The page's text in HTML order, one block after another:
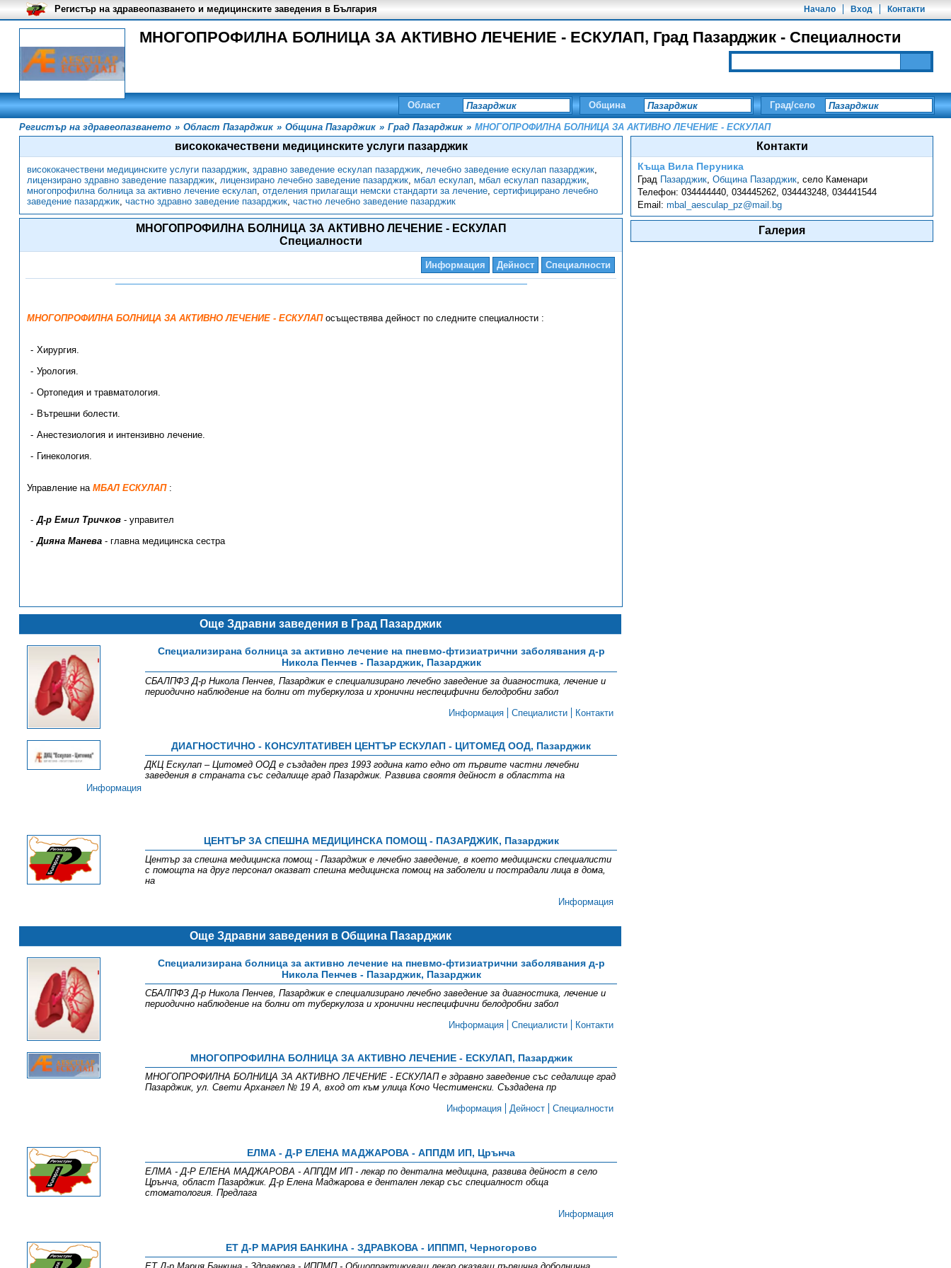
МНОГОПРОФИЛНА БОЛНИЦА ЗА АКТИВНО ЛЕЧЕНИЕ - ЕСКУЛАП, Град Пазарджик - Специалности
Начало Вход Контакти
Регистър на здравеопазването и медицинските заведения в България
Област Община Град/село
Регистър на здравеопазването » Област Пазарджик » Община Пазарджик » Град Пазарджик » МНОГОПРОФИЛНА БОЛНИЦА ЗА АКТИВНО ЛЕЧЕНИЕ - ЕСКУЛАП
висококачествени медицинските услуги пазарджик
висококачествени медицинските услуги пазарджик, здравно заведение ескулап пазарджик, лечебно заведение ескулап пазарджик,
лицензирано здравно заведение пазарджик, лицензирано лечебно заведение пазарджик, мбал ескулап, мбал ескулап пазарджик,
многопрофилна болница за активно лечение ескулап, отделения прилагащи немски стандарти за лечение, сертифицирано лечебно
заведение пазарджик, частно здравно заведение пазарджик, частно лечебно заведение пазарджик
МНОГОПРОФИЛНА БОЛНИЦА ЗА АКТИВНО ЛЕЧЕНИЕ - ЕСКУЛАП
Специалности
Информация Дейност Специалности
МНОГОПРОФИЛНА БОЛНИЦА ЗА АКТИВНО ЛЕЧЕНИЕ - ЕСКУЛАПосъществява дейност по следните специалности :
Хирургия.
Урология.
Ортопедия и травматология.
Вътрешни болести.
Анестезиология и интензивно лечениe.
Гинекология.
Управление на МБАЛ ЕСКУЛАП:
Д-р Емил Тричков- управител
Дияна Манева - главна медицинска сестра
Контакти
Къща Вила Перуника
Град Пазарджик, Община Пазарджик, село Каменари
Телефон: 034444440, 034445262, 034443248, 034441544
Email: mbal_aesculap_pz@mail.bg
Галерия
Още Здравни заведения в Град Пазарджик
Специализирана болница за активно лечение на пневмо-фтизиатрични заболявания д-р
Никола Пенчев - Пазарджик, Пазарджик
СБАЛПФЗ Д-р Никола Пенчев, Пазарджик е специализирано лечебно заведение за диагностика, лечение и
периодично наблюдение на болни от туберкулоза и хронични неспецифични белодробни забол
Информация
Специалисти Контакти
ДИАГНОСТИЧНО - КОНСУЛТАТИВЕН ЦЕНТЪР ЕСКУЛАП - ЦИТОМЕД ООД, Пазарджик
ДКЦ Ескулап – Цитомед ООД е създаден през 1993 година като едно от първите частни лечебни
заведения в страната със седалище град Пазарджик. Развива своятя дейност в областта на
Информация
ЦЕНТЪР ЗА СПЕШНА МЕДИЦИНСКА ПОМОЩ - ПАЗАРДЖИК, Пазарджик
Център за спешна медицинска помощ - Пазарджик е лечебно заведение, в което медицински специалисти
с помощта на друг персонал оказват спешна медицинска помощ на заболели и пострадали лица в дома,
на
Информация
Още Здравни заведения в Община Пазарджик
Специализирана болница за активно лечение на пневмо-фтизиатрични заболявания д-р
Никола Пенчев - Пазарджик, Пазарджик
СБАЛПФЗ Д-р Никола Пенчев, Пазарджик е специализирано лечебно заведение за диагностика, лечение и
периодично наблюдение на болни от туберкулоза и хронични неспецифични белодробни забол
Информация
Специалисти Контакти
МНОГОПРОФИЛНА БОЛНИЦА ЗА АКТИВНО ЛЕЧЕНИЕ - ЕСКУЛАП, Пазарджик
МНОГОПРОФИЛНА БОЛНИЦА ЗА АКТИВНО ЛЕЧЕНИЕ - ЕСКУЛАП е здравно заведение със седалище град
Пазарджик, ул. Свети Архангел № 19 А, вход от към улица Кочо Честименски. Създадена пр
Информация
Дейност Специалности
ЕЛМА - Д-Р ЕЛЕНА МАДЖАРОВА - АППДМ ИП, Црънча
ЕЛМА - Д-Р ЕЛЕНА МАДЖАРОВА - АППДМ ИП - лекар по дентална медицина, развива дейност в село
Црънча, област Пазарджик. Д-р Елена Маджарова е дентален лекар със специалност обща
стоматология. Предлага
Информация
ЕТ Д-Р МАРИЯ БАНКИНА - ЗДРАВКОВА - ИППМП, Черногорово